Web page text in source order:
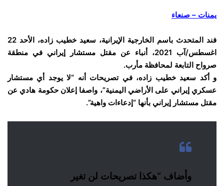
يمنات – صنعاء
فند المتحدث باسم الخارجية الإيرانية، سعيد خطيب زاده، الأحد 22
اغسطس/آب 2021، أنباء عن مقتل مستشار إيراني في منطقة
صرواح التابعة لمحافظة مأرب.
و أكد سعيد خطيب زاده، في تصريحات أنه “لا يوجد أي مستشار
عسكري إيراني على الأراضي اليمنية”، واصفا إعلان حكومة هادي عن
مقتل مستشار إيراني بأنها “إدعاءات واهية”.
وأضاف “هكذا تصريحات لن تغير